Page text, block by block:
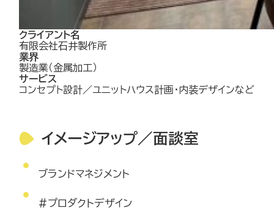
クライアント名
有限会社石井製作所
業界
製造業（金属加工）
サービス
コンセプト設計／ユニットハウス計画・内装デザインなど
イメージアップ／面談室
ブランドマネジメント
#プロダクトデザイン